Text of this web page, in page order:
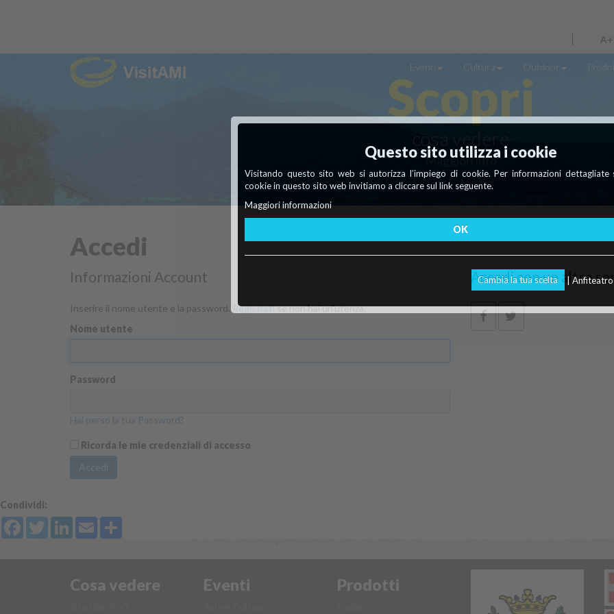
Scopri
cosa vedere
Maggiori info
A+
Eventi Cultura Outdoor
Accedi
Informazioni Account
Inserire il nome utente e la password. Registratise non hai un'utenza.
Nome utente
Password
Hai perso la tua Password?
Ricorda le mie credenziali di accesso
Accedi
Accedi con un altro
Condividi:
FacebookTwitterLinkedInEmail
Cosa vedere Eventi Prodotti
Questo sito utilizza i cookie
Visitando questo sito web si autorizza l’impiego di cookie. Per informazioni dettagliate
cookie in questo sito web invitiamo a cliccare sul link seguente.
Maggiori informazioni
OK
Cambia la tua scelta |